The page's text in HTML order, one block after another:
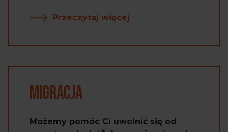
Przeczytaj więcej
Migracja
Możemy pomóc Ci uwolnić się od